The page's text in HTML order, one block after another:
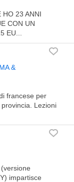
HO 23 ANNI
CON UN
EU...
&
francese per
Lezioni
impartisce